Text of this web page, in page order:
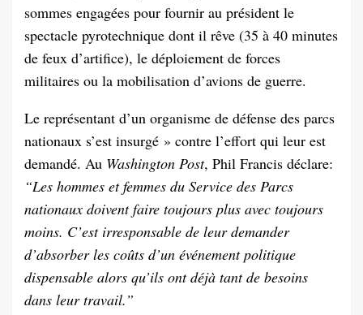
sommes engagées pour fournir au président le
spectacle pyrotechnique dont il rêve (35 à 40 minutes
de feux d’artifice), le déploiement de forces
militaires ou la mobilisation d’avions de guerre.
Le représentant d’un organisme de défense des parcs
nationaux s’est insurgé » contre l’effort qui leur est
demandé. Au Washington Post, Phil Francis déclare:
“Les hommes et femmes du Service des Parcs
nationaux doivent faire toujours plus avec toujours
moins. C’est irresponsable de leur demander
d’absorber les coûts d’un événement politique
dispensable alors qu’ils ont déjà tant de besoins
dans leur travail.”